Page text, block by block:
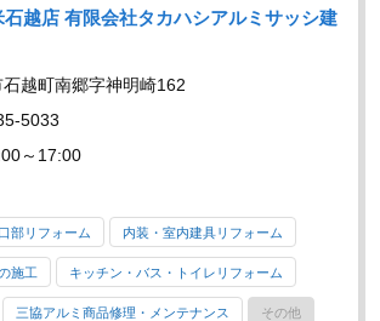
越店 有限会社タカハシアルミサッシ建
越町南郷字神明崎162
5033
～17:00
部リフォーム 内装・室内建具リフォーム
施工 キッチン・バス・トイレリフォーム
三協アルミ商品修理・メンテナンス その他